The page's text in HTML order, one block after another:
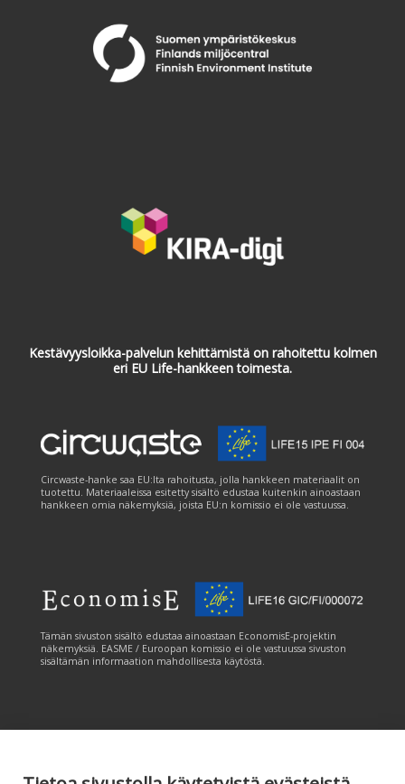
Kestävyysloikka-palvelun kehittämistä on rahoitettu kolmen
eri EU Life-hankkeen toimesta.
Circwaste-hanke saa EU:lta rahoitusta, jolla hankkeen materiaalit on
tuotettu. Materiaaleissa esitetty sisältö edustaa kuitenkin ainoastaan
hankkeen omia näkemyksiä, joista EU:n komissio ei ole vastuussa.
Tämän sivuston sisältö edustaa ainoastaan EconomisE-projektin
näkemyksiä. EASME / Euroopan komissio ei ole vastuussa sivuston
sisältämän informaation mahdollisesta käytöstä.